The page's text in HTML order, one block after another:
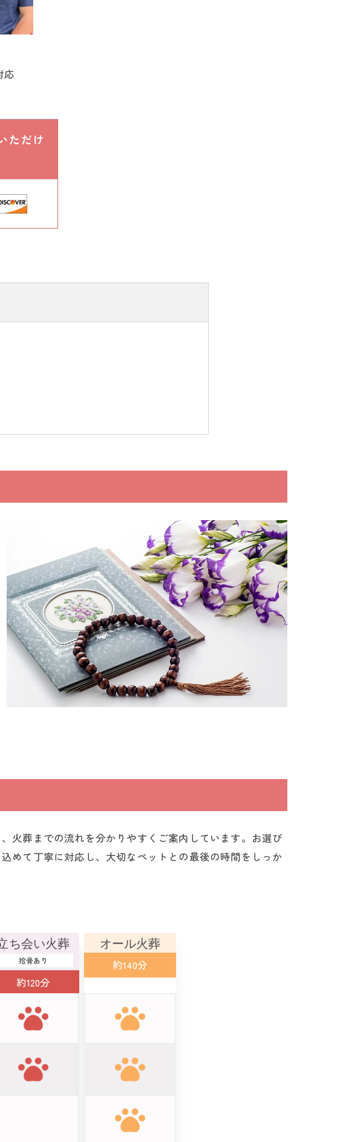
応
ただけ
火葬までの流れを分かりやすくご案内しています。お選び
めて丁寧に対応し、大切なペットとの最後の時間をしっか
ち会い火葬
拾骨あり
約120分
オール火葬
約140分